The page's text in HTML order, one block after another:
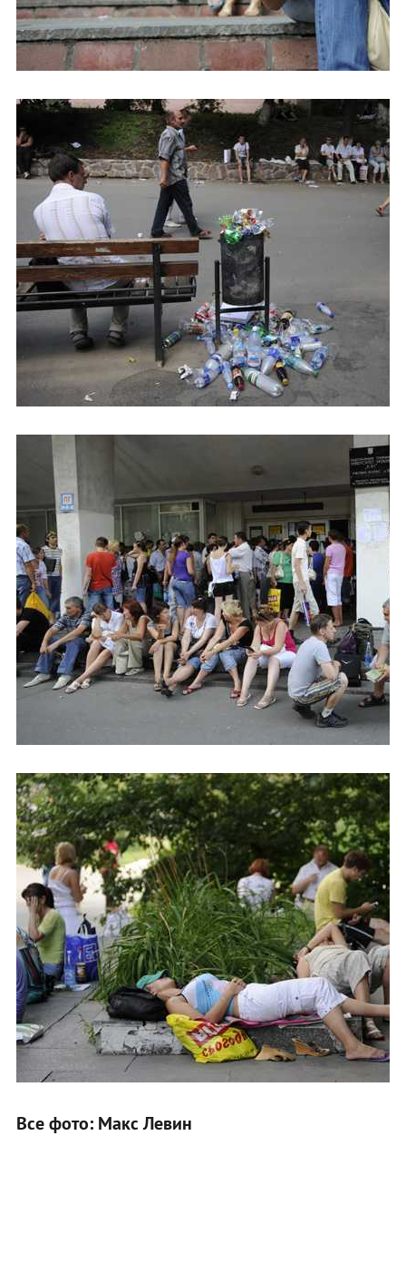
Все фото: Макс Левин